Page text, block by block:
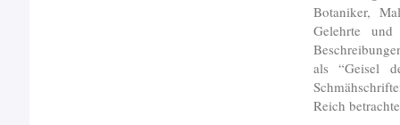
Botaniker,
Gelehrte
als “Geisel
Reich